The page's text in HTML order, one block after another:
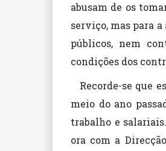
abusam de os
serviço, mas para
públicos, nem
condições dos
Recorde-se que
meio do ano
trabalho e
ora com a